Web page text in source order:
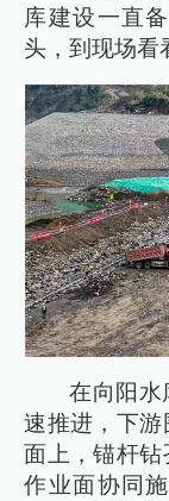
库建设一直
头，到现场看
在向阳水
速推进，下
面上，锚杆
作业面协同